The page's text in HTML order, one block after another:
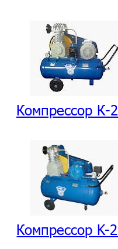
Компрессор К-
Компрессор K-